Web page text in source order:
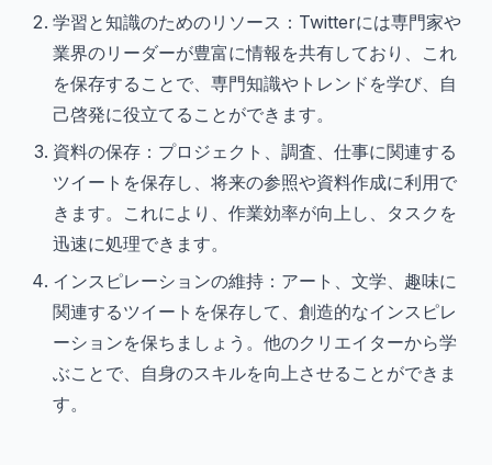
学習と知識のためのリソース：Twitterには専門家や
業界のリーダーが豊富に情報を共有しており、これ
を保存することで、専門知識やトレンドを学び、自
己啓発に役立てることができます。
資料の保存：プロジェクト、調査、仕事に関連する
ツイートを保存し、将来の参照や資料作成に利用で
きます。これにより、作業効率が向上し、タスクを
迅速に処理できます。
インスピレーションの維持：アート、文学、趣味に
関連するツイートを保存して、創造的なインスピレ
ーションを保ちましょう。他のクリエイターから学
ぶことで、自身のスキルを向上させることができま
す。